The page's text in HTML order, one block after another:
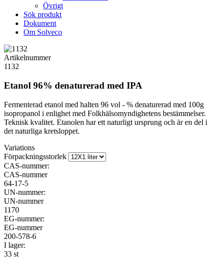
Övrigt
Sök produkt
Dokument
Om Solveco
Artikelnummer
1132
Etanol 96% denaturerad med IPA
Fermenterad etanol med halten 96 vol - % denaturerad med 100g
isopropanol i enlighet med Folkhälsomyndighetens bestämmelser.
Teknisk kvalitet. Etanolen har ett naturligt ursprung och är en del i
det naturliga kretsloppet.
Variations
Förpackningsstorlek
CAS-nummer:
CAS-nummer
64-17-5
UN-nummer:
UN-nummer
1170
EG-nummer:
EG-nummer
200-578-6
I lager:
33 st